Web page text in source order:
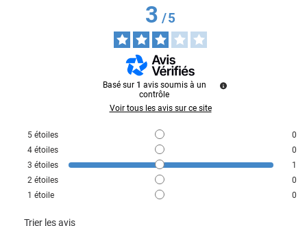
3/5
Basé sur 1 avis soumis à un
contrôle
Voir tous les avis sur ce site
5 étoiles
0
4 étoiles
0
3 étoiles
1
2 étoiles
0
1 étoile 0
Trier les avis